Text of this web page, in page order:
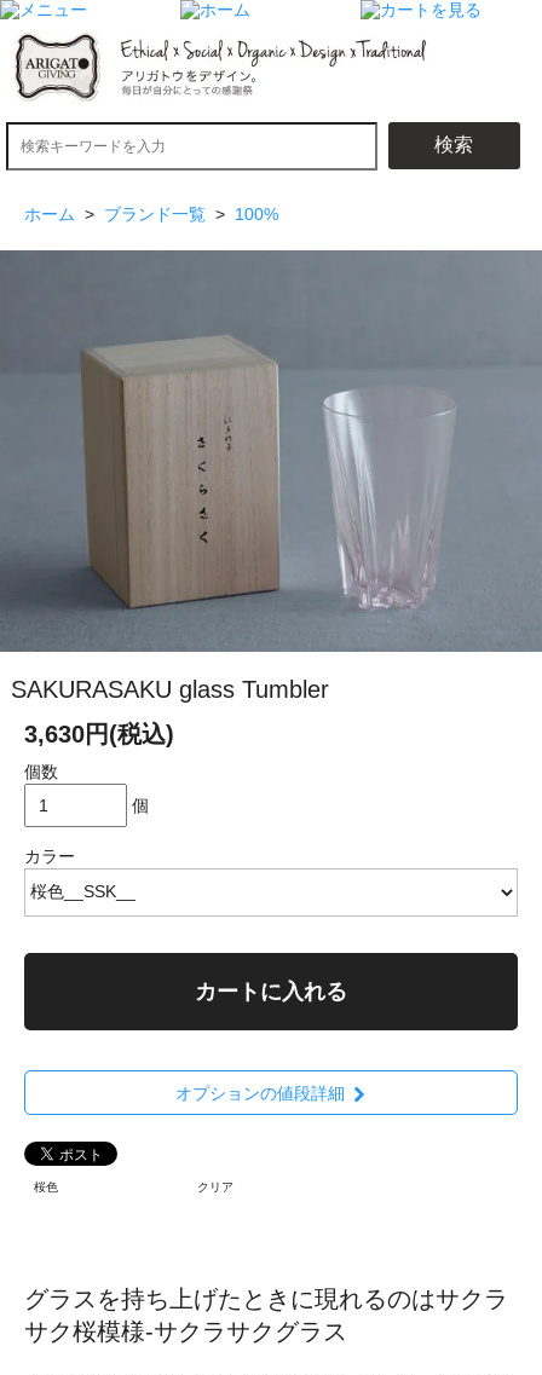
検索
ホーム > ブランド一覧 > 100%
SAKURASAKU glass Tumbler
3,630円(税込)
個数
個
カラー
カートに入れる
オプションの値段詳細
桜色 クリア
グラスを持ち上げたときに現れるのはサクラ
サク桜模様-サクラサクグラス